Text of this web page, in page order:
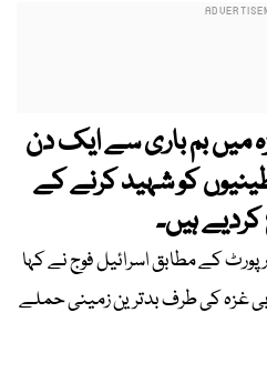
میں بم باری سے ایک دن
کو شہید کرنے کے
ہیں۔
کے مطابق اسرائیل فوج نے کہا
غزہ کی طرف بدترین زمینی حملے